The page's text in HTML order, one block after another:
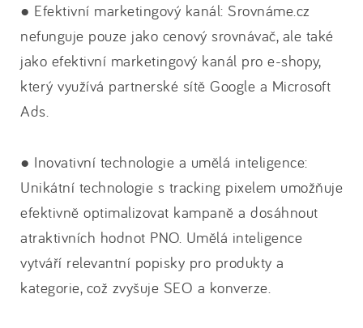
● Efektivní marketingový kanál: Srovnáme.cz
nefunguje pouze jako cenový srovnávač, ale také
jako efektivní marketingový kanál pro e-shopy,
který využívá partnerské sítě Google a Microsoft
Ads.
● Inovativní technologie a umělá inteligence:
Unikátní technologie s tracking pixelem umožňuje
efektivně optimalizovat kampaně a dosáhnout
atraktivních hodnot PNO. Umělá inteligence
vytváří relevantní popisky pro produkty a
kategorie, což zvyšuje SEO a konverze.